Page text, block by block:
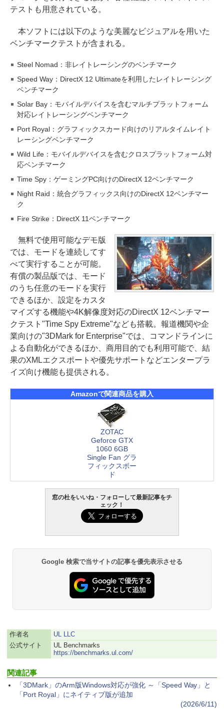
テストも用意されている。
本ソフトには以下のような美麗なビジュアルを用いた
ベンチマークテストが含まれる。
Steel Nomad：非レイトレーシングのベンチマーク
Speed Way：DirectX 12 Ultimateを利用したレイトレーシング
ベンチマーク
Solar Bay：モバイルデバイスを含むマルチプラットフォーム
対応レイトレーシングベンチマーク
Port Royal：グラフィックスカード向けのリアルタイムレイト
レーシングベンチマーク
Wild Life：モバイルデバイスを含むクロスプラットフォーム対
応ベンチマーク
Time Spy：ゲーミングPC向けのDirectX 12ベンチマーク
Night Raid：統合グラフィックス向けのDirectX 12ベンチマー
ク
Fire Strike：DirectX 11ベンチマーク
無料で使用可能なデモ版
では、モードを連続してす
べて実行することが可能。
有償の製品版では、モード
のうち任意のモードを実行
できるほか、設定をカスタ
マイズする機能や4K解像度対応のDirectX 12ベンチマー
クテスト"Time Spy Extreme"なども搭載。報道機関や企
業向けの"3DMark for Enterprise"では、コマンドラインに
よる自動化ができるほか、商用目的でも利用可能で、結
果のXMLエクスポートや優先サポートなどエンタープラ
イズ向け機能も提供される。
Amazonで関連商品を購入
ZOTAC
Geforce GTX
1060 6GB
Single Fan グラ
フィックスボー
ド
窓の杜をいいね・フォローして最新記事をチ
ェック！
Google 検索で当サイトの記事を優先表示させる
作者名
UL LLC
公式サイト
UL Benchmarks
https://benchmarks.ul.com/
関連記事
「3DMark」のArm版Windows対応が強化 ～「Speed Way」と
「Port Royal」にネイティブ版が追加
(2026/6/11)